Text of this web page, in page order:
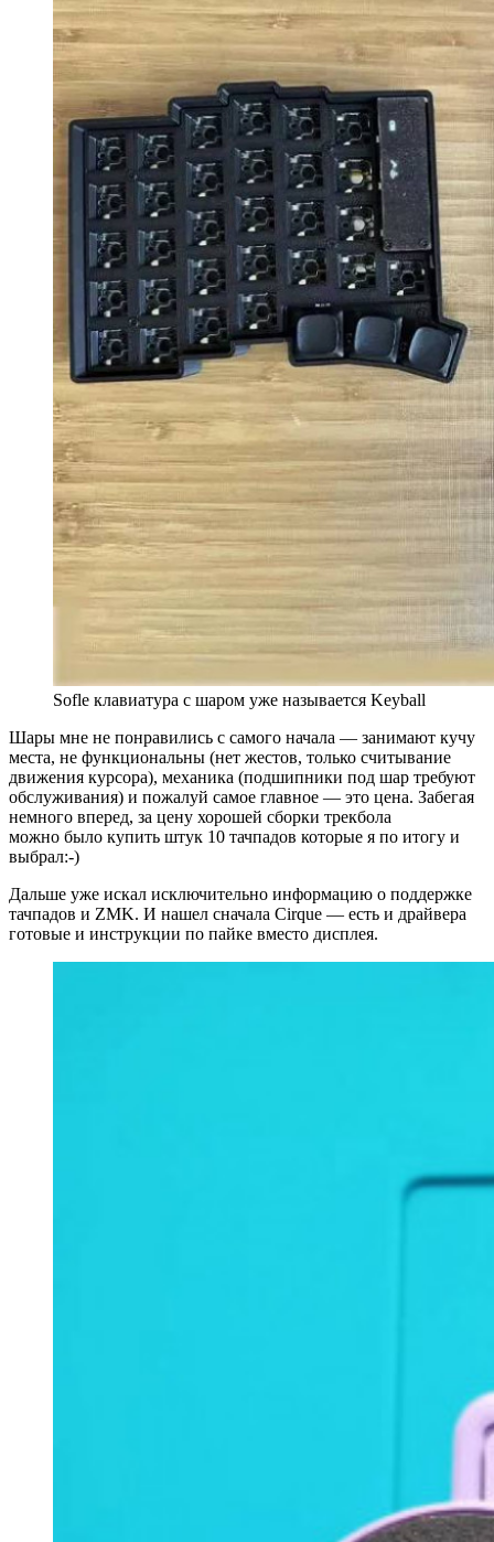
Sofle клавиатура с шаром уже называется Keyball
Шары мне не понравились с самого начала — занимают кучу
места, не функциональны (нет жестов, только считывание
движения курсора), механика (подшипники под шар требуют
обслуживания) и пожалуй самое главное — это цена. Забегая
немного вперед, за цену хорошей сборки трекбола
можно было купить штук 10 тачпадов которые я по итогу и
выбрал:‑)
Дальше уже искал исключительно информацию о поддержке
тачпадов и ZMK. И нашел сначала Cirque — есть и драйвера
готовые и инструкции по пайке вместо дисплея.